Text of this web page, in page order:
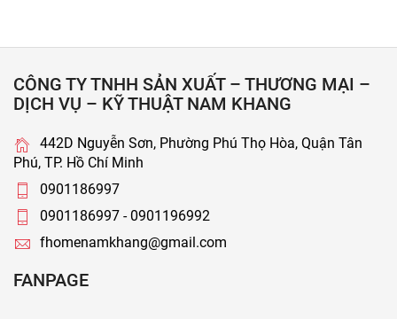
CÔNG TY TNHH SẢN XUẤT – THƯƠNG MẠI –
DỊCH VỤ – KỸ THUẬT NAM KHANG
442D Nguyễn Sơn, Phường Phú Thọ Hòa, Quận Tân
Phú, TP. Hồ Chí Minh
0901186997
0901186997 - 0901196992
fhomenamkhang@gmail.com
FANPAGE